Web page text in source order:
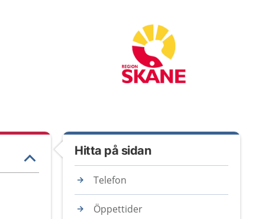
Hitta på sidan
Telefon
Öppettider